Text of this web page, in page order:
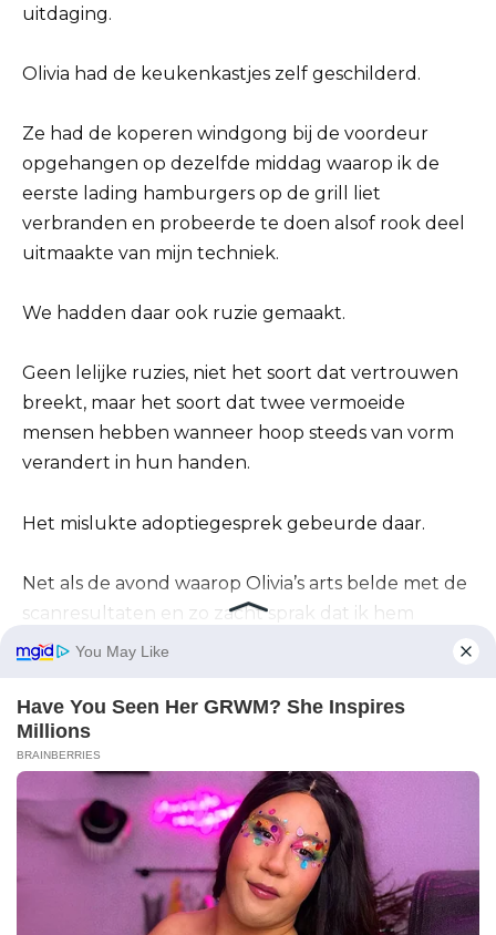
uitdaging.
Olivia had de keukenkastjes zelf geschilderd.
Ze had de koperen windgong bij de voordeur
opgehangen op dezelfde middag waarop ik de
eerste lading hamburgers op de grill liet
verbranden en probeerde te doen alsof rook deel
uitmaakte van mijn techniek.
We hadden daar ook ruzie gemaakt.
Geen lelijke ruzies, niet het soort dat vertrouwen
breekt, maar het soort dat twee vermoeide
mensen hebben wanneer hoop steeds van vorm
verandert in hun handen.
Het mislukte adoptiegesprek gebeurde daar.
Net als de avond waarop Olivia’s arts belde met de
scanresultaten en zo zacht sprak dat ik hem
haatte nog voordat hij was uitgesproken.
Na haar dood stopte ik met gaan.
Ik betaalde de belastingen.
Ik verlengde de verzekering.
Ik negeerde elke offerte van aannemers waarin de
veranda, de dakgoten, de daklijn en de